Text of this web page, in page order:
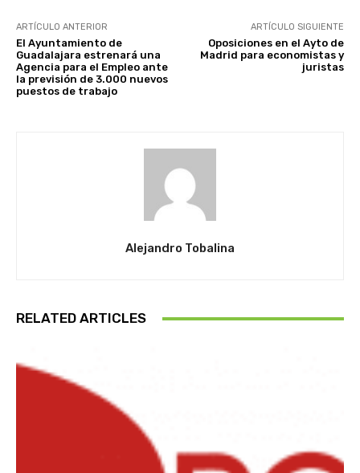
ARTÍCULO ANTERIOR
El Ayuntamiento de
Guadalajara estrenará una
Agencia para el Empleo ante
la previsión de 3.000 nuevos
puestos de trabajo
ARTÍCULO SIGUIENTE
Oposiciones en el Ayto de
Madrid para economistas y
juristas
Alejandro Tobalina
RELATED ARTICLES